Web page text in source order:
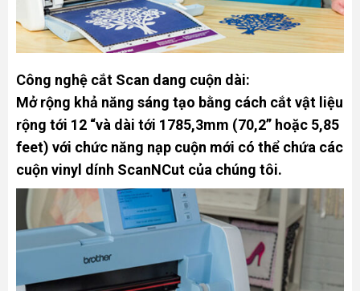
Công nghệ cắt Scan dang cuộn dài:
Mở rộng khả năng sáng tạo bằng cách cắt vật liệu
rộng tới 12 “và dài tới 1785,3mm (70,2” hoặc 5,85
feet) với chức năng nạp cuộn mới có thể chứa các
cuộn vinyl dính ScanNCut của chúng tôi.